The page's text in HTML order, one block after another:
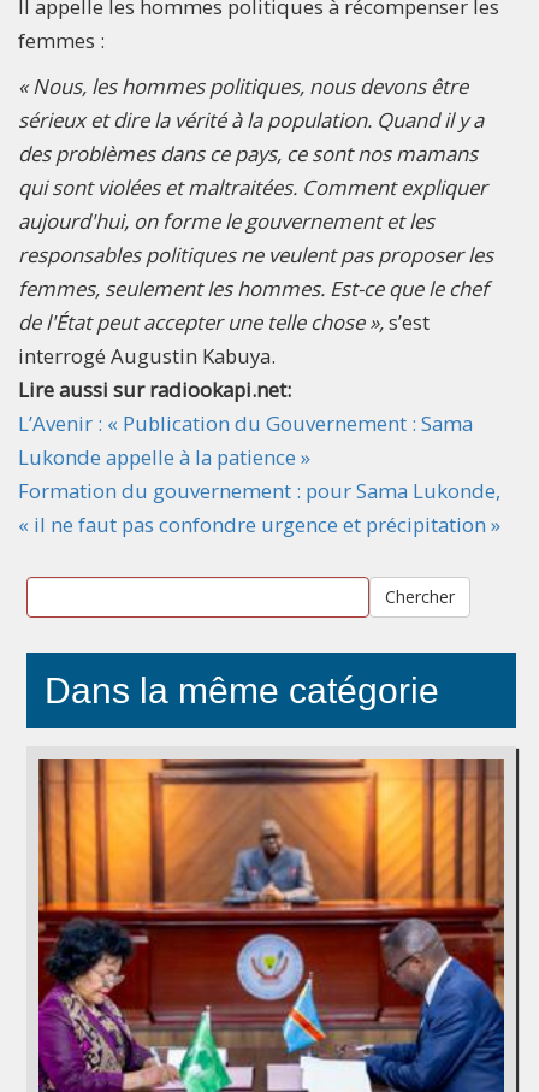
Il appelle les hommes politiques à récompenser les
femmes :
« Nous, les hommes politiques, nous devons être
sérieux et dire la vérité à la population. Quand il y a
des problèmes dans ce pays, ce sont nos mamans
qui sont violées et maltraitées. Comment expliquer
aujourd'hui, on forme le gouvernement et les
responsables politiques ne veulent pas proposer les
femmes, seulement les hommes. Est-ce que le chef
de l'État peut accepter une telle chose »,s’est
interrogé Augustin Kabuya.
Lire aussi sur radiookapi.net:
L’Avenir : « Publication du Gouvernement : Sama
Lukonde appelle à la patience »
Formation du gouvernement : pour Sama Lukonde,
« il ne faut pas confondre urgence et précipitation »
Chercher
Dans la même catégorie